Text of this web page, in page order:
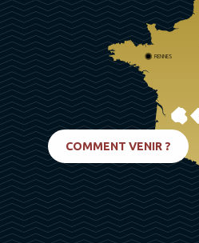
RENNES
COMMENT VENIR ?